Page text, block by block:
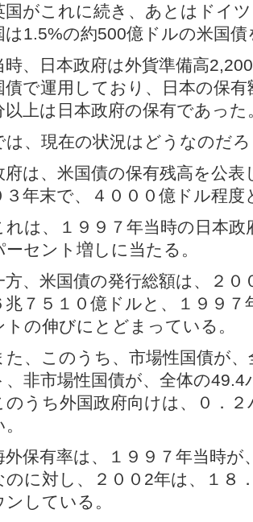
国がこれに続き、あとはドイ
は1.5%の約500億ドルの米国
時、日本政府は外貨準備高
債で運用しており、日本の保
以上は日本政府の保有であった
は、現在の状況はどうなのだ
府は、米国債の保有残高を公
３年末で、４０００億ドル程
れは、１９９７年当時の日本政
ーセント増しに当たる。
方、米国債の発行総額は、２０
兆７５１０億ドルと、１９９
トの伸びにとどまっている。
た、このうち、市場性国債が
、非市場性国債が、全体の
のうち外国政府向けは、０．
外保有率は、１９９７年当時が
のに対し、２００2年は、１８
ンしている。